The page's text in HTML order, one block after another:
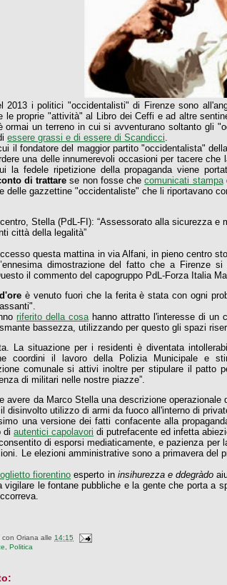
2013 i politici "occidentalisti" di Firenze sono
le proprie "attività" al Libro dei Ceffi e ad altre
ormai un terreno in cui si avventurano soltanto gli
essere grassi e di essere di Scandicci.
il fondatore del maggior partito "occidentalista"
una delle innumerevoli occasioni per tacere
la fedele ripetizione della propaganda viene
di trattare se non fosse checomunicati stampa
delle gazzettine "occidentaliste" che li riportavano
Stella (PdL-FI): “Assessorato alla sicurezza e
città della legalità”
questa mattina in via Alfani, in pieno centro
dimostrazione del fatto che a Firenze
il commento del capogruppo PdL-Forza Italia
d'oreè venuto fuori che la ferita è stata con ogni
riferito della cosahanno attratto l'interesse di un
bassezza, utilizzando per questo gli spazi
La situazione per i residenti è diventata
coordini il lavoro della Polizia Municipale e
comunale si attivi inoltre per stipulare il
di militari nelle nostre piazze”.
avere da Marco Stella una descrizione
disinvolto utilizzo di armi da fuoco all'interno di
una versione dei fatti confacente alla
diautentici capolavori di putrefacente ed infetta
di esporsi mediaticamente, e pazienza
Le elezioni amministrative sono a primavera del
fiorentino esperto ininsihurezza e ddegràdo
vigilare le fontane pubbliche e la gente che porta a
con Oriana alle 14:15
,Politica